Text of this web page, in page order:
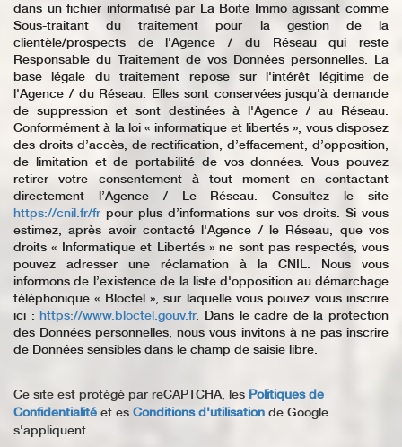
dans un fichier informatisé par La Boite Immo agissant comme
Sous-traitant du traitement pour la gestion de la
clientèle/prospects de l'Agence / du Réseau qui reste
Responsable du Traitement de vos Données personnelles. La
base légale du traitement repose sur l'intérêt légitime de
l'Agence / du Réseau. Elles sont conservées jusqu'à demande
de suppression et sont destinées à l'Agence / au Réseau.
Conformément à la loi « informatique et libertés », vous disposez
des droits d’accès, de rectification, d’effacement, d’opposition,
de limitation et de portabilité de vos données. Vous pouvez
retirer votre consentement à tout moment en contactant
directement l’Agence / Le Réseau. Consultez le site
https://cnil.fr/fr pour plus d’informations sur vos droits. Si vous
estimez, après avoir contacté l'Agence / le Réseau, que vos
droits « Informatique et Libertés » ne sont pas respectés, vous
pouvez adresser une réclamation à la CNIL. Nous vous
informons de l’existence de la liste d'opposition au démarchage
téléphonique « Bloctel », sur laquelle vous pouvez vous inscrire
ici :https://www.bloctel.gouv.fr. Dans le cadre de la protection
des Données personnelles, nous vous invitons à ne pas inscrire
de Données sensibles dans le champ de saisie libre.
Ce site est protégé par reCAPTCHA, les Politiques de
Confidentialité et es Conditions d'utilisation de Google
s'appliquent.